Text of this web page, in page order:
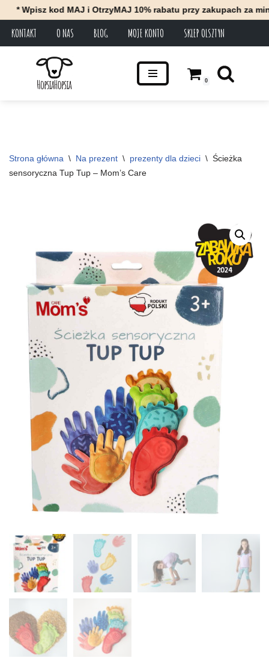
kod MAJ i OtrzyMAJ 10% rabatu przy zakupach za minimum
KONTAKT O NAS BLOG MOJE KONTO SKLEP OLSZTYN
0
Strona główna \ Na prezent \ prezenty dla dzieci \ Ścieżka
sensoryczna Tup Tup – Mom’s Care